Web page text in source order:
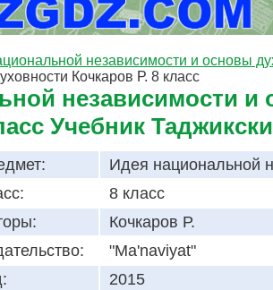
независимости и основы
Кочкаров Р. 8 класс
независимости и
Учебник
Идея национальной
8 класс
Кочкаров Р.
"Ma'naviyat"
2015